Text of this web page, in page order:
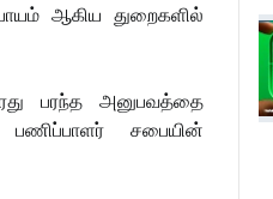
ஆகிய துறைகளில்
பரந்த அனுபவத்தை
சபையின்